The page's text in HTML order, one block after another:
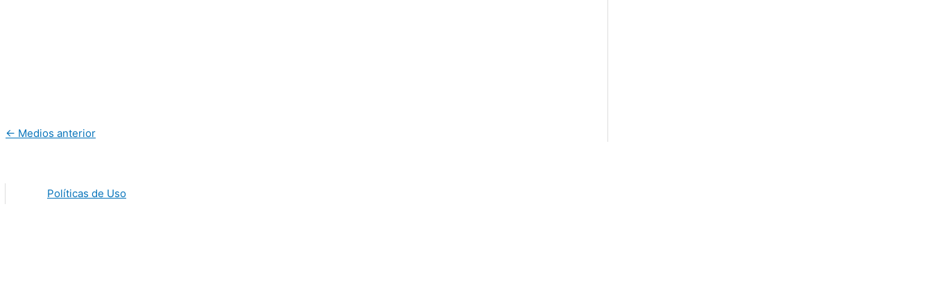
← Medios anterior
Políticas de Uso